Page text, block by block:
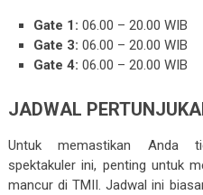
Gate 1: 06.00 – 20.00 WIB
Gate 3: 06.00 – 20.00 WIB
Gate 4: 06.00 – 20.00 WIB
JADWAL
Untuk memastikan Anda
spektakuler ini, penting untuk
mancur di TMII. Jadwal ini